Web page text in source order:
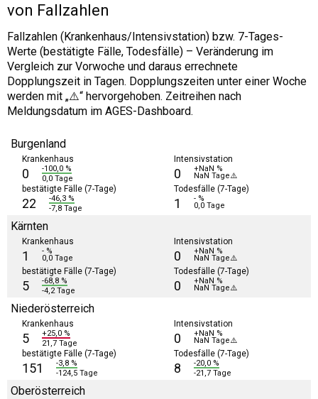
von Fallzahlen
Fallzahlen (Krankenhaus/Intensivstation) bzw. 7-Tages-
Werte (bestätigte Fälle, Todesfälle) – Veränderung im
Vergleich zur Vorwoche und daraus errechnete
Dopplungszeit in Tagen. Dopplungszeiten unter einer Woche
werden mit „⚠️“ hervorgehoben. Zeitreihen nach
Meldungsdatum im AGES-Dashboard.
Burgenland
Krankenhaus
0
-100,0 %
0,0 Tage
Intensivstation
0 +NaN %
NaN Tage⚠️
bestätigte Fälle (7-Tage)
22
-46,3 %
-7,8 Tage
Todesfälle (7-Tage)
1 - %
0,0 Tage
Kärnten
Krankenhaus
1 - %
0,0 Tage
Intensivstation
0 +NaN %
NaN Tage⚠️
bestätigte Fälle (7-Tage)
5
-68,8 %
-4,2 Tage
Todesfälle (7-Tage)
0 +NaN %
NaN Tage⚠️
Niederösterreich
Krankenhaus
5
+25,0 %
21,7 Tage
Intensivstation
0 +NaN %
NaN Tage⚠️
bestätigte Fälle (7-Tage)
151
-3,8 %
-124,5 Tage
Todesfälle (7-Tage)
8
-20,0 %
-21,7 Tage
Oberösterreich